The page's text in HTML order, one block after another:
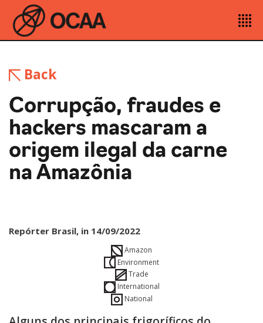
Back
Corrupção, fraudes e
hackers mascaram a
origem ilegal da carne
na Amazônia
Repórter Brasil, in 14/09/2022
Amazon
Environment
Trade
International
National